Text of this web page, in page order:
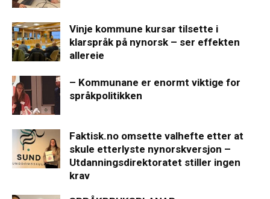
Vinje kommune kursar tilsette i
klarspråk på nynorsk – ser effekten
allereie
– Kommunane er enormt viktige for
språkpolitikken
Faktisk.no omsette valhefte etter at
skule etterlyste nynorskversjon –
Utdanningsdirektoratet stiller ingen
krav